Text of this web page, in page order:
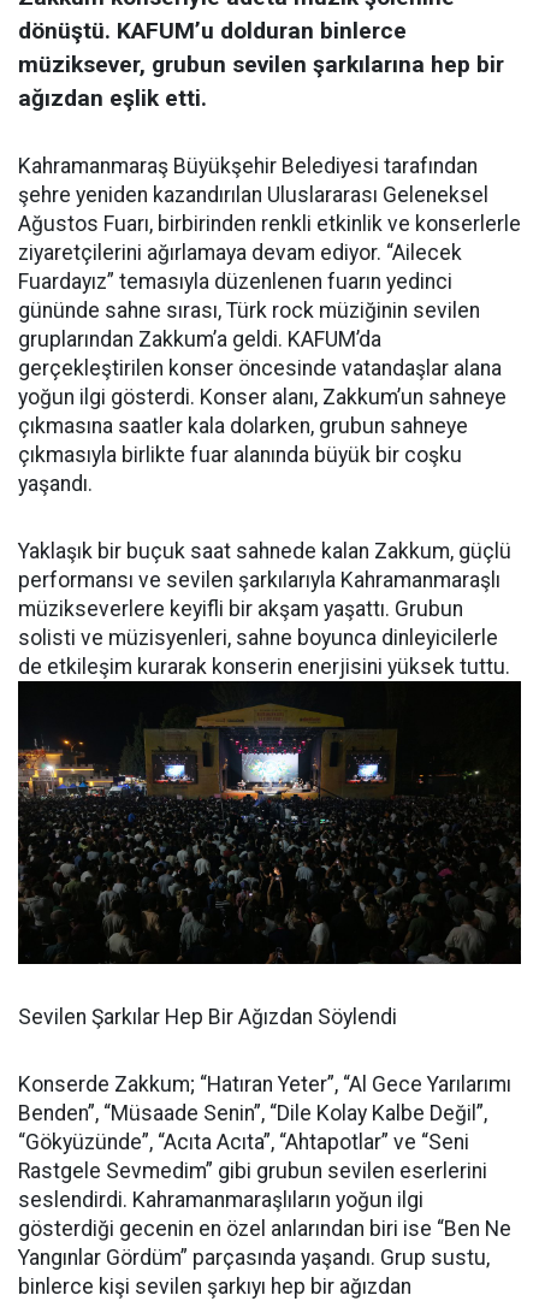
dönüştü. KAFUM’u dolduran binlerce
müziksever, grubun sevilen şarkılarına hep bir
ağızdan eşlik etti.
Kahramanmaraş Büyükşehir Belediyesi tarafından
şehre yeniden kazandırılan Uluslararası Geleneksel
Ağustos Fuarı, birbirinden renkli etkinlik ve konserlerle
ziyaretçilerini ağırlamaya devam ediyor. “Ailecek
Fuardayız” temasıyla düzenlenen fuarın yedinci
gününde sahne sırası, Türk rock müziğinin sevilen
gruplarından Zakkum’a geldi. KAFUM’da
gerçekleştirilen konser öncesinde vatandaşlar alana
yoğun ilgi gösterdi. Konser alanı, Zakkum’un sahneye
çıkmasına saatler kala dolarken, grubun sahneye
çıkmasıyla birlikte fuar alanında büyük bir coşku
yaşandı.
Yaklaşık bir buçuk saat sahnede kalan Zakkum, güçlü
performansı ve sevilen şarkılarıyla Kahramanmaraşlı
müzikseverlere keyifli bir akşam yaşattı. Grubun
solisti ve müzisyenleri, sahne boyunca dinleyicilerle
de etkileşim kurarak konserin enerjisini yüksek tuttu.
Sevilen Şarkılar Hep Bir Ağızdan Söylendi
Konserde Zakkum; “Hatıran Yeter”, “Al Gece Yarılarımı
Benden”, “Müsaade Senin”, “Dile Kolay Kalbe Değil”,
“Gökyüzünde”, “Acıta Acıta”, “Ahtapotlar” ve “Seni
Rastgele Sevmedim” gibi grubun sevilen eserlerini
seslendirdi. Kahramanmaraşlıların yoğun ilgi
gösterdiği gecenin en özel anlarından biri ise “Ben Ne
Yangınlar Gördüm” parçasında yaşandı. Grup sustu,
binlerce kişi sevilen şarkıyı hep bir ağızdan